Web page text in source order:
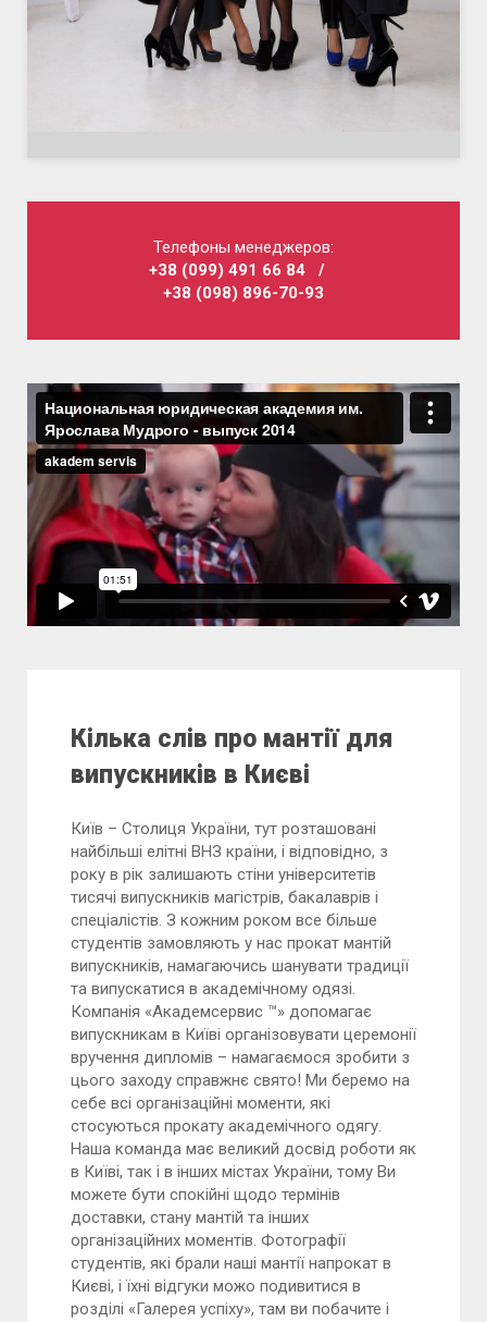
Телефоны менеджеров:
+38 (099) 491 66 84 /
+38 (098) 896-70-93
Кілька слів про мантії для
випускників в Києві
Київ – Столиця України, тут розташовані
найбільші елітні ВНЗ країни, і відповідно, з
року в рік залишають стіни університетів
тисячі випускників магістрів, бакалаврів і
спеціалістів. З кожним роком все більше
студентів замовляють у нас прокат мантій
випускників, намагаючись шанувати традиції
та випускатися в академічному одязі.
Компанія «Академсервис ™» допомагає
випускникам в Київі організовувати церемонії
вручення дипломів – намагаємося зробити з
цього заходу справжнє свято! Ми беремо на
себе всі організаційні моменти, які
стосуються прокату академічного одягу.
Наша команда має великий досвід роботи як
в Київі, так і в інших містах України, тому Ви
можете бути спокійні щодо термінів
доставки, стану мантій та інших
організаційних моментів. Фотографії
студентів, які брали наші мантії напрокат в
Києві, і їхні відгуки можо подивитися в
розділі «Галерея успіху», там ви побачите і